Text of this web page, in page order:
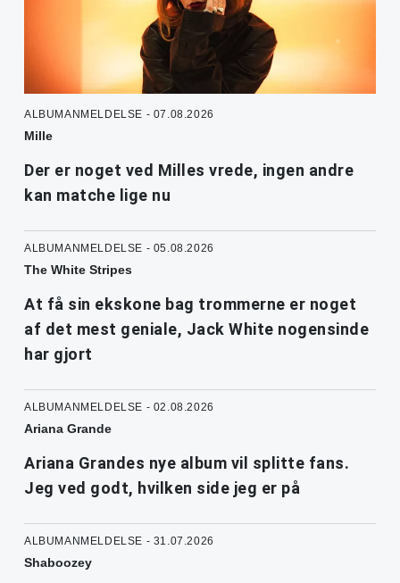
ALBUMANMELDELSE - 07.08.2026
Mille
Der er noget ved Milles vrede, ingen andre
kan matche lige nu
ALBUMANMELDELSE - 05.08.2026
The White Stripes
At få sin ekskone bag trommerne er noget
af det mest geniale, Jack White nogensinde
har gjort
ALBUMANMELDELSE - 02.08.2026
Ariana Grande
Ariana Grandes nye album vil splitte fans.
Jeg ved godt, hvilken side jeg er på
ALBUMANMELDELSE - 31.07.2026
Shaboozey